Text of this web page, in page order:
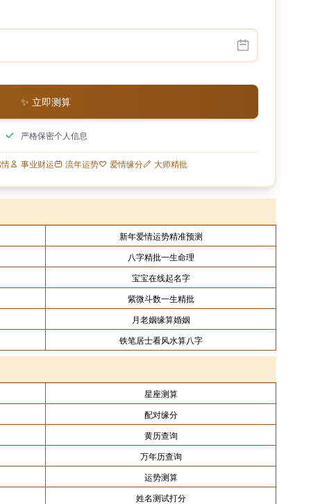
✨ 立即测算
严格保密个人信息
事业财运 流年运势 爱情缘分 大师精批
新年爱情运势精准预测
八字精批一生命理
宝宝在线起名字
紫微斗数一生精批
月老姻缘算婚姻
铁笔居士看风水算八字
星座测算
配对缘分
黄历查询
万年历查询
运势测算
姓名测试打分